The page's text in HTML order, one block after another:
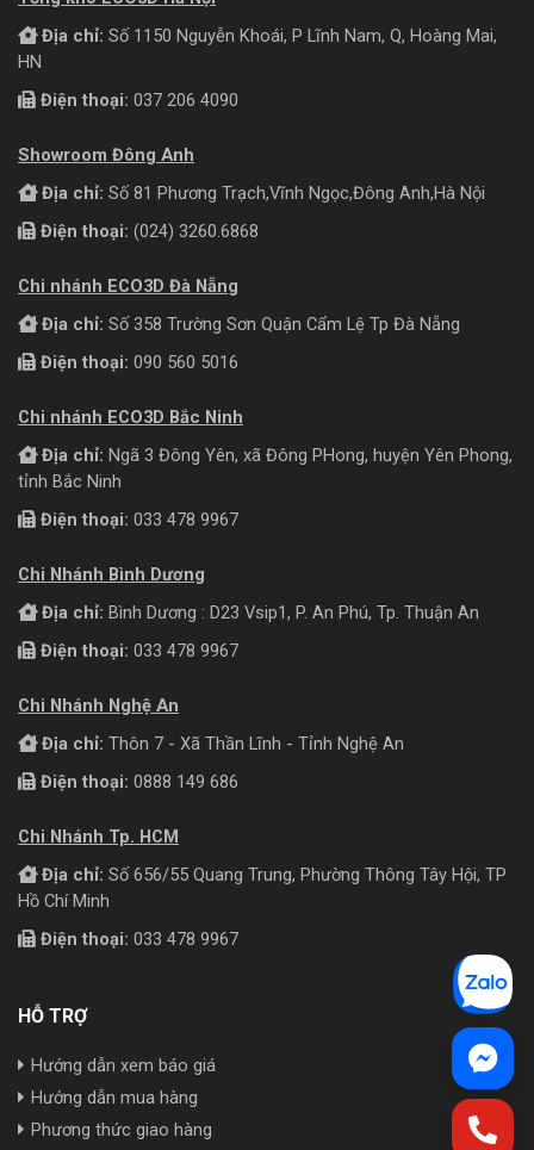
Địa chỉ: Số 1150 Nguyễn Khoái, P Lĩnh Nam, Q, Hoàng Mai,
HN
Điện thoại: 037 206 4090
Showroom Đông Anh
Địa chỉ: Số 81 Phương Trạch,Vĩnh Ngọc,Đông Anh,Hà Nội
Điện thoại: (024) 3260.6868
Chi nhánh ECO3D Đà Nẵng
Địa chỉ: Số 358 Trường Sơn Quận Cẩm Lệ Tp Đà Nẵng
Điện thoại: 090 560 5016
Chi nhánh ECO3D Bắc Ninh
Địa chỉ: Ngã 3 Đông Yên, xã Đông PHong, huyện Yên Phong,
tỉnh Bắc Ninh
Điện thoại: 033 478 9967
Chi Nhánh Bình Dương
Địa chỉ: Bình Dương : D23 Vsip1, P. An Phú, Tp. Thuận An
Điện thoại: 033 478 9967
Chi Nhánh Nghệ An
Địa chỉ: Thôn 7 - Xã Thần Lĩnh - Tỉnh Nghệ An
Điện thoại: 0888 149 686
Chi Nhánh Tp. HCM
Địa chỉ: Số 656/55 Quang Trung, Phường Thông Tây Hội, TP
Hồ Chí Minh
Điện thoại: 033 478 9967
HỖ TRỢ
Hướng dẫn xem báo giá
Hướng dẫn mua hàng
Phương thức giao hàng